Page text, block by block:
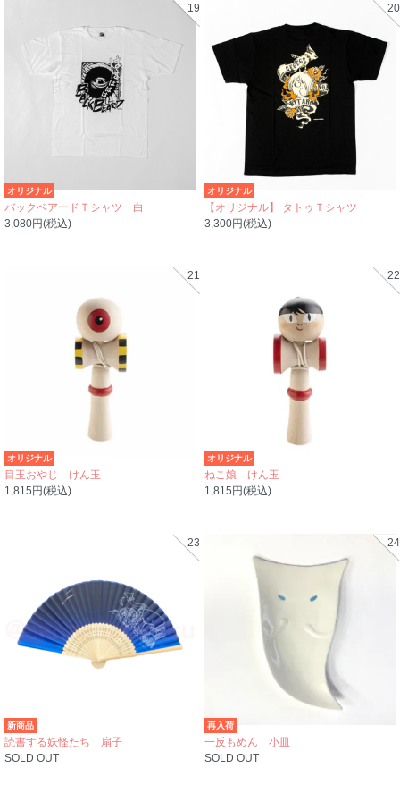
19
オリジナル
バックベアードＴシャツ 白
3,080円(税込)
20
オリジナル
【オリジナル】 タトゥＴシャツ
3,300円(税込)
21
オリジナル
目玉おやじ けん玉
1,815円(税込)
22
オリジナル
ねこ娘 けん玉
1,815円(税込)
23
新商品
読書する妖怪たち 扇子
SOLD OUT
24
再入荷
一反もめん 小皿
SOLD OUT